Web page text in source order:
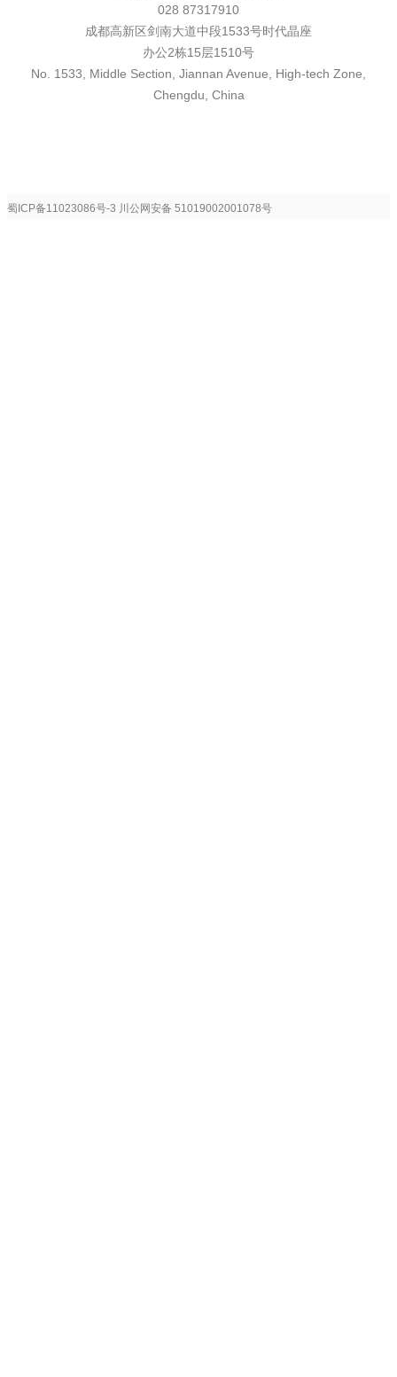
028 87317910
成都高新区剑南大道中段1533号时代晶座
办公2栋15层1510号
No. 1533, Middle Section, Jiannan Avenue, High-tech Zone,
Chengdu, China
蜀ICP备11023086号-3 川公网安备 51019002001078号